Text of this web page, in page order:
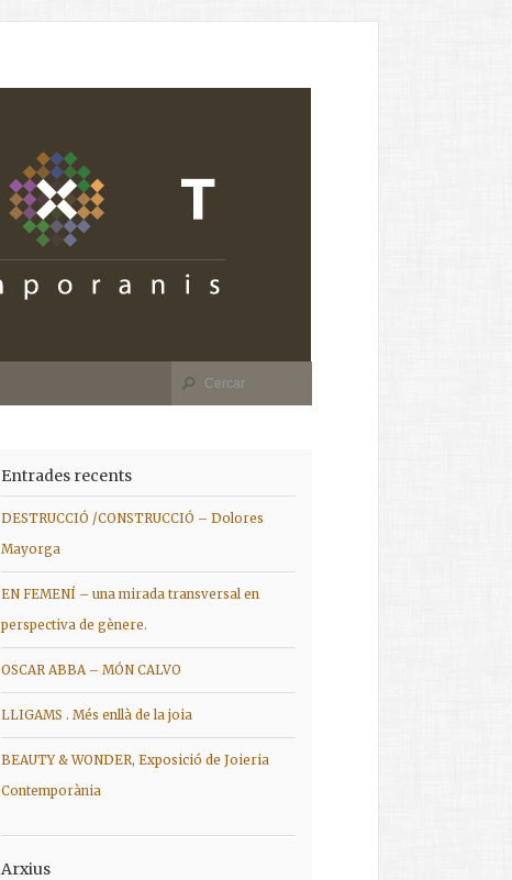
Entrades recents
DESTRUCCIÓ /CONSTRUCCIÓ – Dolores
Mayorga
EN FEMENÍ – una mirada transversal en
perspectiva de gènere.
OSCAR ABBA – MÓN CALVO
LLIGAMS . Més enllà de la joia
BEAUTY & WONDER, Exposició de Joieria
Contemporània
Arxius